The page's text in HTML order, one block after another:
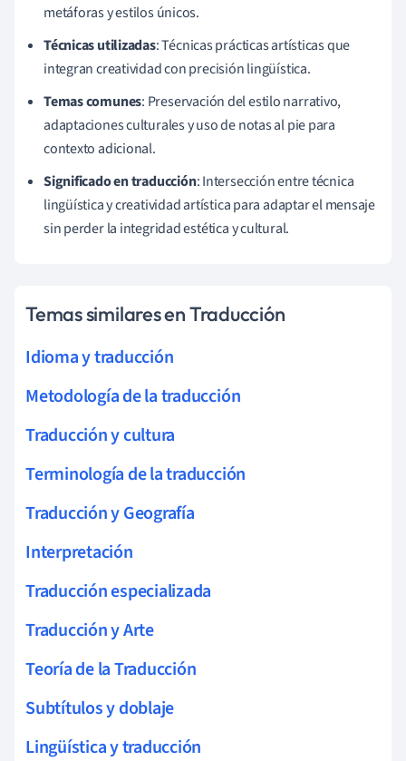
metáforas y estilos únicos.
Técnicas utilizadas: Técnicas prácticas artísticas que
integran creatividad con precisión lingüística.
Temas comunes: Preservación del estilo narrativo,
adaptaciones culturales y uso de notas al pie para
contexto adicional.
Significado en traducción: Intersección entre técnica
lingüística y creatividad artística para adaptar el mensaje
sin perder la integridad estética y cultural.
Temas similares en Traducción
Idioma y traducción
Metodología de la traducción
Traducción y cultura
Terminología de la traducción
Traducción y Geografía
Interpretación
Traducción especializada
Traducción y Arte
Teoría de la Traducción
Subtítulos y doblaje
Lingüística y traducción